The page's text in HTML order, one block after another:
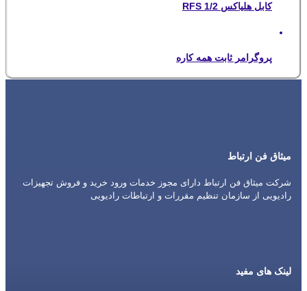
کابل هلیاکس 1/2 RFS
پروگرامر ثابت همه کاره
میثاق فن ارتباط
شرکت میثاق فن ارتباط دارای مجوز خدمات ورود خرید و فروش تجهیزات
رادیویی از سازمان تنظیم مقررات و ارتباطات رادیویی
لینک های مفید